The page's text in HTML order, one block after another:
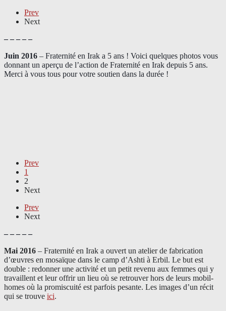
Prev
Next
– – – – –
Juin 2016 – Fraternité en Irak a 5 ans ! Voici quelques photos vous
donnant un aperçu de l’action de Fraternité en Irak depuis 5 ans.
Merci à vous tous pour votre soutien dans la durée !
Prev
1
2
Next
Prev
Next
– – – – –
Mai 2016 – Fraternité en Irak a ouvert un atelier de fabrication
d’œuvres en mosaïque dans le camp d’Ashti à Erbil. Le but est
double : redonner une activité et un petit revenu aux femmes qui y
travaillent et leur offrir un lieu où se retrouver hors de leurs mobil-
homes où la promiscuité est parfois pesante. Les images d’un récit
qui se trouve ici.